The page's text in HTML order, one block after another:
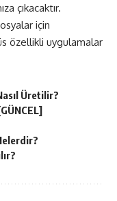
çıkacaktır.
için
özellikli uygulamalar
Üretilir?